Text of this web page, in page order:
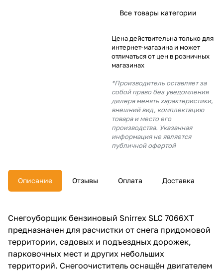
Все товары категории
Цена действительна только для
интернет-магазина и может
отличаться от цен в розничных
магазинах
*Производитель оставляет за
собой право без уведомления
дилера менять характеристики,
внешний вид, комплектацию
товара и место его
производства. Указанная
информация не является
публичной офертой
Описание Отзывы Оплата Доставка
Снегоуборщик бензиновый Snirrex SLC 7066XT
предназначен для расчистки от снега придомовой
территории, садовых и подъездных дорожек,
парковочных мест и других небольших
территорий. Снегоочиститель оснащён двигателем
% будут
с вашей карты
раз в 2
недели
plait.ru